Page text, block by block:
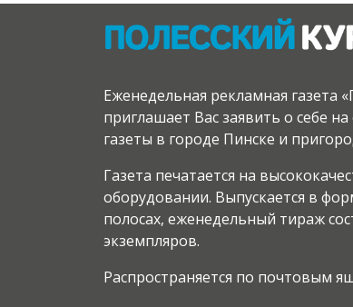
Еженедельная рекламная газета
приглашает Вас заявить о себе
газеты в городе Пинске и
Газета печатается на
оборудовании. Выпускается в
полосах, еженедельный тираж
экземпляров.
Распространяется по почтовым